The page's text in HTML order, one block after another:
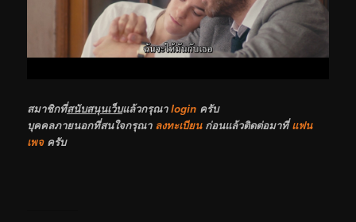
สมาชิกที่สนับสนุนเว็บแล้วกรุณาlogin ครับ
บุคคลภายนอกที่สนใจกรุณา ลงทะเบียนก่อนแล้วติดต่อมาที่แฟน
เพจครับ